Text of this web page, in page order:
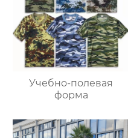
Учебно-полевая
форма